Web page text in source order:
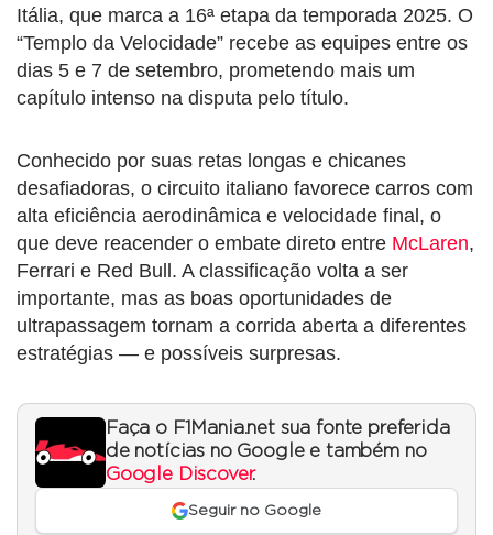
Itália, que marca a 16ª etapa da temporada 2025. O
“Templo da Velocidade” recebe as equipes entre os
dias 5 e 7 de setembro, prometendo mais um
capítulo intenso na disputa pelo título.
Conhecido por suas retas longas e chicanes
desafiadoras, o circuito italiano favorece carros com
alta eficiência aerodinâmica e velocidade final, o
que deve reacender o embate direto entre McLaren,
Ferrari e Red Bull. A classificação volta a ser
importante, mas as boas oportunidades de
ultrapassagem tornam a corrida aberta a diferentes
estratégias — e possíveis surpresas.
Faça o F1Mania.net sua fonte preferida
de notícias no Google e também no
Google Discover.
Seguir no Google